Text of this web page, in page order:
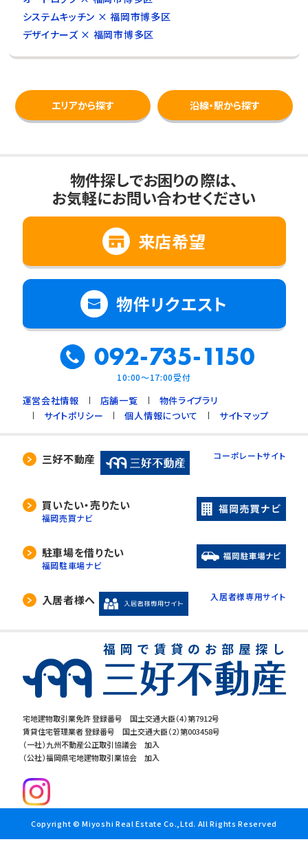
システムキッチン × 福岡市博多区
デザイナーズ × 福岡市博多区
エリアから探す 沿線・駅から探す
宅地建物取引業免許 登録番号 国土交通大臣（4）第7912号
賃貸住宅管理業者 登録番号 国土交通大臣（2）第003458号
（一社）九州不動産公正取引協議会 加入
（公社）福岡県宅地建物取引業協会 加入
物件探しでお困りの際は、
お気軽にお問い合わせください
来店希望
物件リクエスト
092-735-1150
10:00～17:00受付
運営会社情報 店舗一覧
物件ライブラリ
サイトポリシー
個人情報について サイトマップ
三好不動産 コーポレートサイト
買いたい・売りたい
福岡売買ナビ
駐車場を借りたい
福岡駐車場ナビ
入居者様へ 入居者様専用サイト
Copyright © Miyoshi Real Estate Co.,Ltd. All Rights Reserved